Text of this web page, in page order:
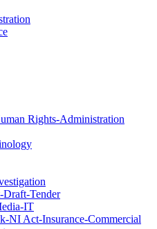
Rights-Administration
Draft-Tender
IT
NI Act-Insurance-Commercial